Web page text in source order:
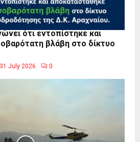
ότι εντοπίστηκε και
βλάβη στο δίκτυο
31 July 2026 0